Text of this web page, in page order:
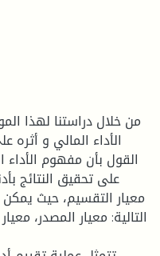
من خلال دراستنا لهذا
الأداء المالي و
القول بأن مفهوم
على تحقيق النتائج
معيار التقسيم، حيث
التالية: معيار المصدر،